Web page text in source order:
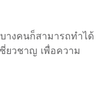
างคนก็สามารถทำได้
ยวชาญ เพื่อความ